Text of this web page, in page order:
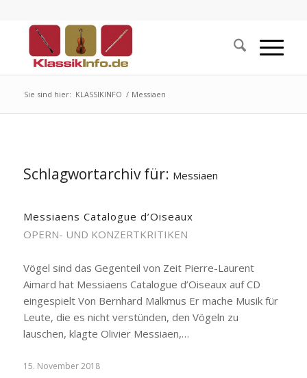
Sie sind hier: KLASSIKINFO / Messiaen
Schlagwortarchiv für: Messiaen
Messiaens Catalogue d’Oiseaux
OPERN- UND KONZERTKRITIKEN
Vögel sind das Gegenteil von Zeit Pierre-Laurent
Aimard hat Messiaens Catalogue d’Oiseaux auf CD
eingespielt Von Bernhard Malkmus Er mache Musik für
Leute, die es nicht verstünden, den Vögeln zu
lauschen, klagte Olivier Messiaen,…
15. November 2018